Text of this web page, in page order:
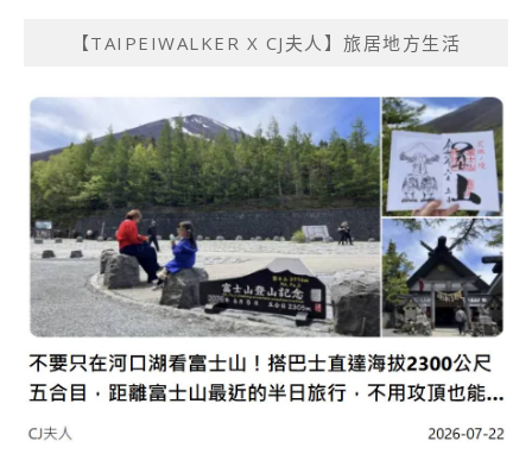
【TAIPEIWALKER X CJ夫人】旅居地方生活